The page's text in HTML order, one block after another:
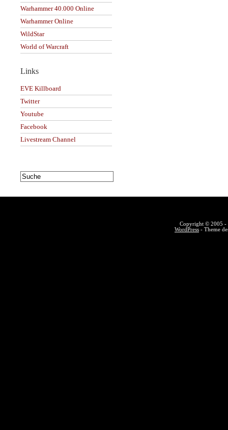
Warhammer 40.000 Online
Warhammer Online
WildStar
World of Warcraft
Links
EVE Killboard
Twitter
Youtube
Facebook
Livestream Channel
Copyright © 2005 -
WordPress - Theme